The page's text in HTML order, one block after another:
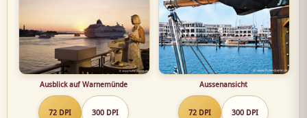
Ausblick auf Warnemünde
72 DPI 300 DPI
Aussenansicht
72 DPI 300 DPI